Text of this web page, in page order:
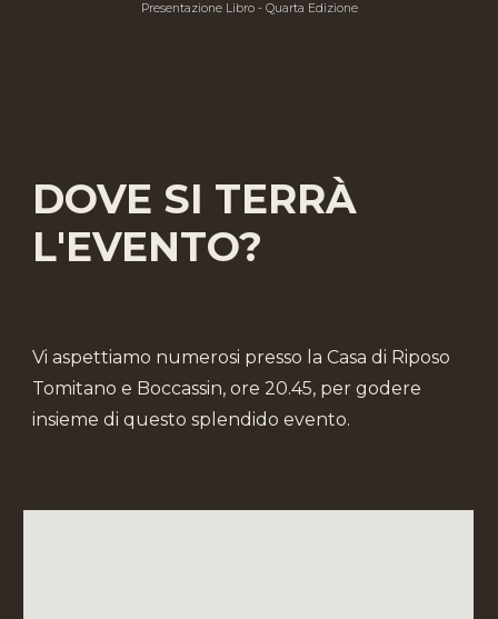
Presentazione Libro - Quarta Edizione
DOVE SI TERRÀ
L'EVENTO?
Viaspettiamo numerosi presso la Casa di Riposo
Tomitano e Boccassin, ore 20.45, per godere
insieme di questo splendido evento.